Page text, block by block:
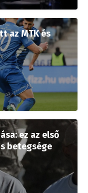
az MTK és
ez az első
betegsége